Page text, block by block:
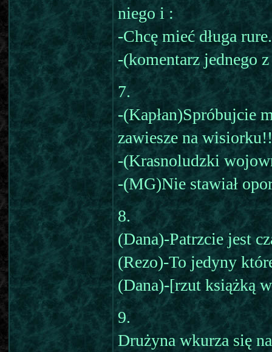
niego i :
-Chcę mieć długa rure.
-(komentarz jednego
7.
-(Kapłan)Spróbujcie
zawiesze na
-(Krasnoludzki
-(MG)Nie stawiał
8.
(Dana)-Patrzcie jest
(Rezo)-To jedyny
(Dana)-[rzut książką
9.
Drużyna wkurza się